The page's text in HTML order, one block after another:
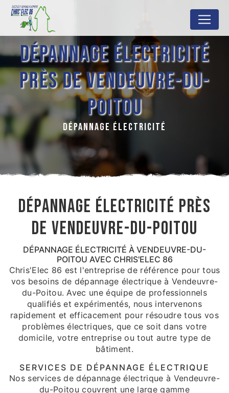
DÉPANNAGE ÉLECTRICITÉ
PRÈS DE VENDEUVRE-DU-
POITOU
DÉPANNAGE ÉLECTRICITÉ
DÉPANNAGE ÉLECTRICITÉ PRÈS
DE VENDEUVRE-DU-POITOU
DÉPANNAGE ÉLECTRICITÉ À VENDEUVRE-DU-
POITOU AVEC CHRIS'ELEC 86
Chris'Elec 86 est l'entreprise de référence pour tous
vos besoins de dépannage électrique à Vendeuvre-
du-Poitou. Avec une équipe de professionnels
qualifiés et expérimentés, nous intervenons
rapidement et efficacement pour résoudre tous vos
problèmes électriques, que ce soit dans votre
domicile, votre entreprise ou tout autre type de
bâtiment.
SERVICES DE DÉPANNAGE ÉLECTRIQUE
Nos services de dépannage électrique à Vendeuvre-
du-Poitou couvrent une large gamme
Panneau de gestion des cookies